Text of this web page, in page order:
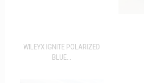
WILEYX IGNITE POLARIZED
BLUE...